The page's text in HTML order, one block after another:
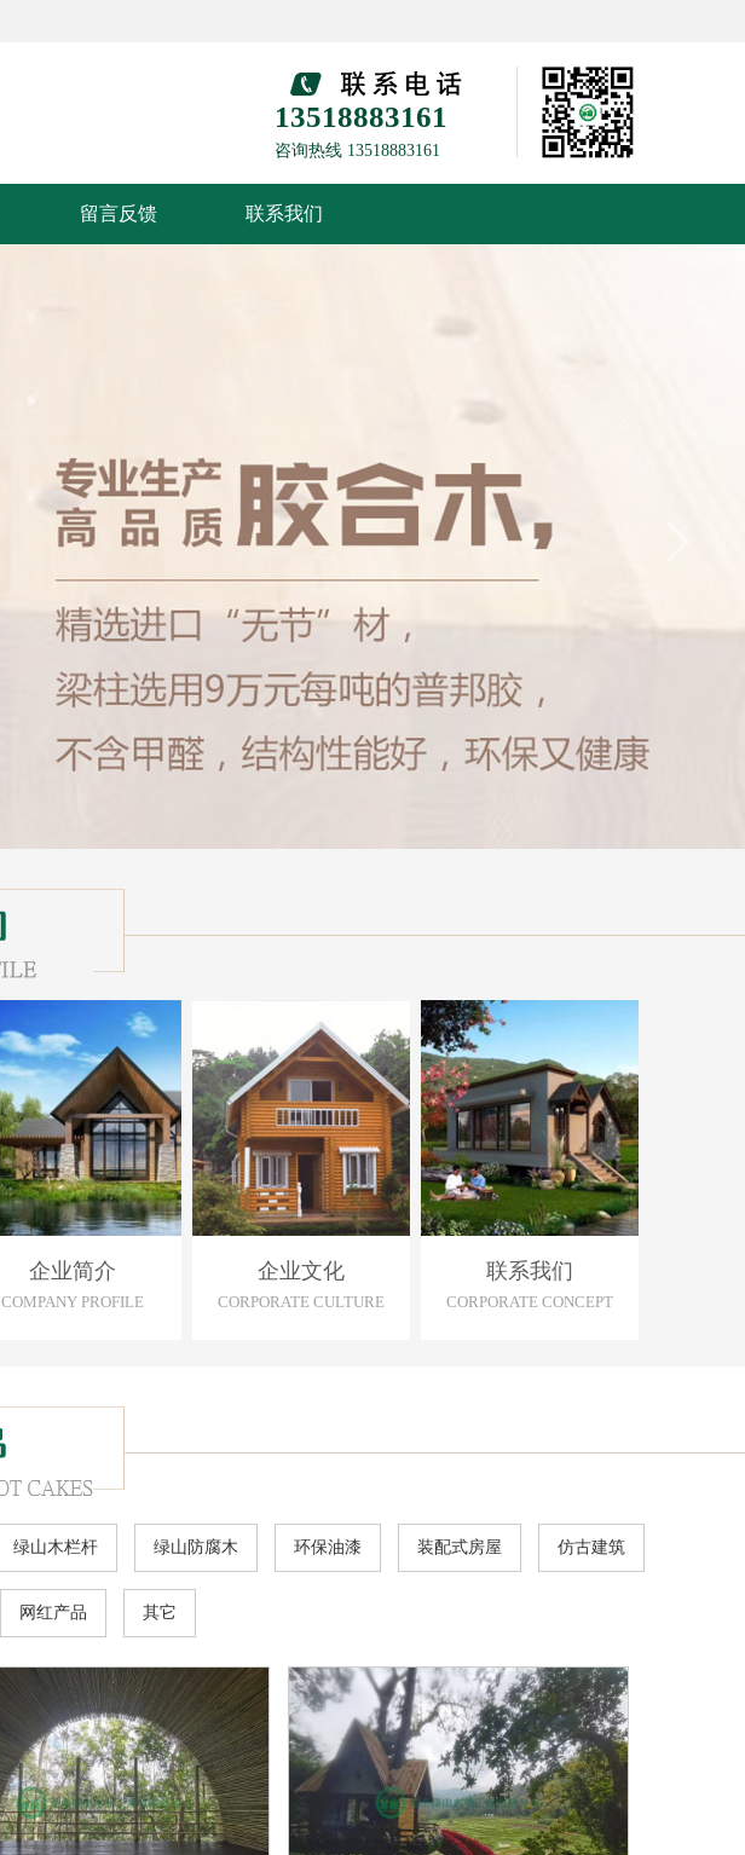
13518883161
咨询热线 13518883161
留言反馈 联系我们
企业简介
COMPANY PROFILE
企业文化
CORPORATE CULTURE
联系我们
CORPORATE CONCEPT
绿山木栏杆 绿山防腐木 环保油漆 装配式房屋 仿古建筑
网红产品 其它